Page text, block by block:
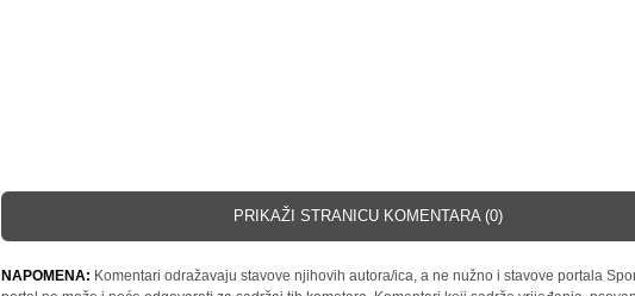
PRIKAŽI STRANICU KOMENTARA (0)
NAPOMENA: Komentari odražavaju stavove njihovih autora/ica, a ne nužno i stavove portala